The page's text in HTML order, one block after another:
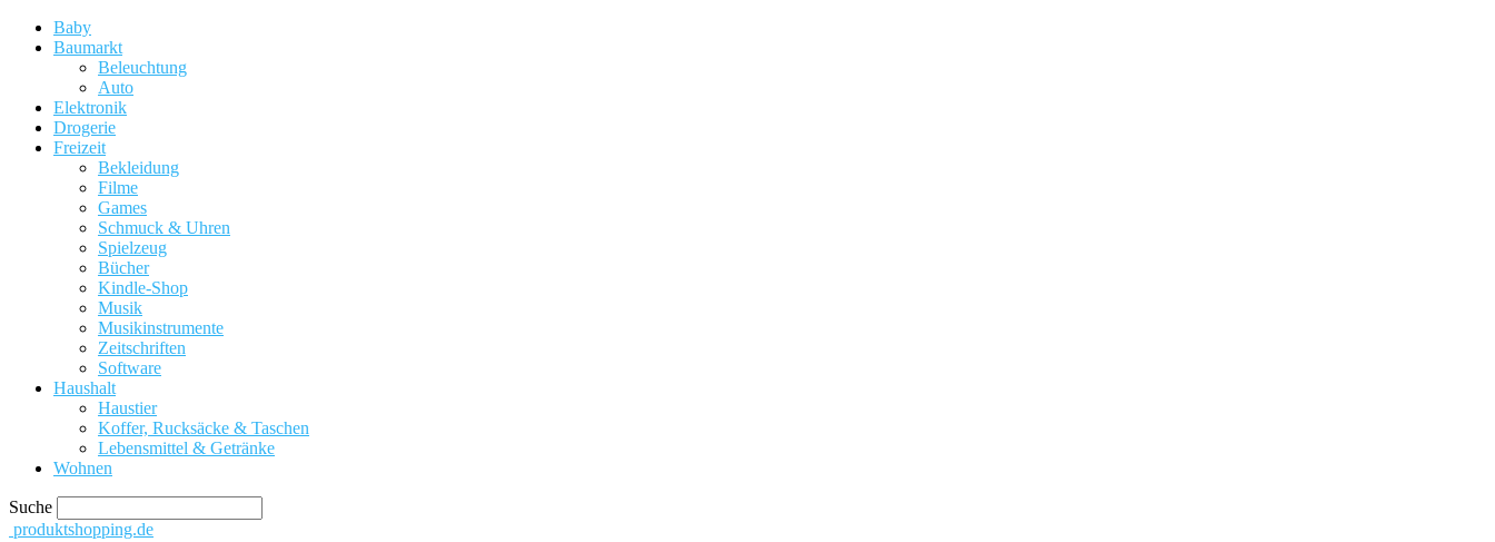
Baby
Baumarkt
Beleuchtung
Auto
Elektronik
Drogerie
Freizeit
Bekleidung
Filme
Games
Schmuck & Uhren
Spielzeug
Bücher
Kindle-Shop
Musik
Musikinstrumente
Zeitschriften
Software
Haushalt
Haustier
Koffer, Rucksäcke & Taschen
Lebensmittel & Getränke
Wohnen
Suche
produktshopping.de